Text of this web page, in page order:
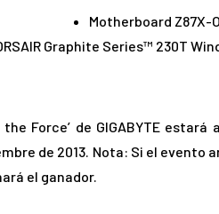
Motherboard Z87X-
Graphite Series™ 230T
the Force’ de GIGABYTE
de 2013. Nota: Si el
el ganador.